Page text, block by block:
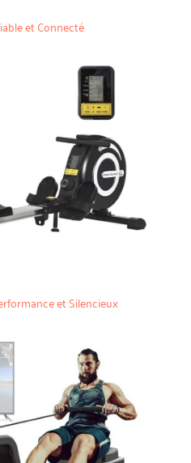
et Connecté
et Silencieux